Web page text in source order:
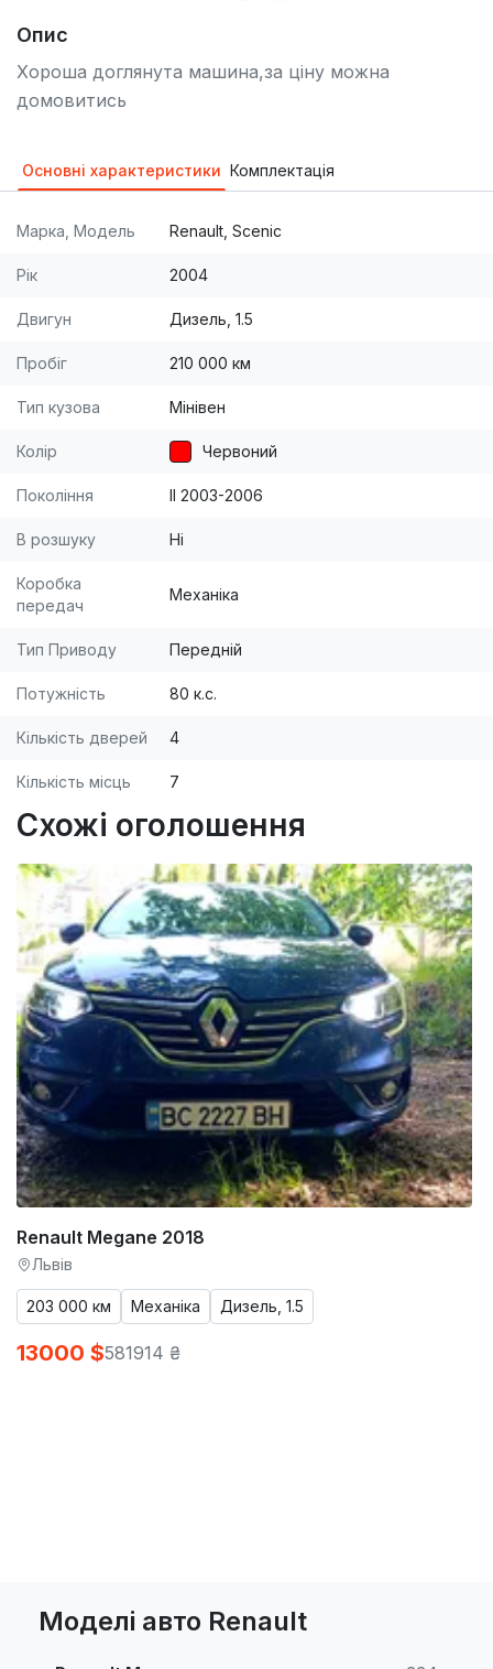
Опис
Хороша доглянута машина,за ціну можна
домовитись
Основні характеристики Комплектація
Марка, Модель Renault, Scenic
Рік 2004
Двигун Дизель, 1.5
Пробіг 210 000 км
Тип кузова Мінівен
Колір Червоний
Покоління II 2003-2006
В розшуку Ні
Коробка
передач
Механіка
Тип Приводу Передній
Потужність 80 к.с.
Кількість дверей 4
Кількість місць 7
Схожі оголошення
Renault Megane 2018
Львів
203 000 км Механіка Дизель, 1.5
13000 $581914 ₴
Моделі авто Renault